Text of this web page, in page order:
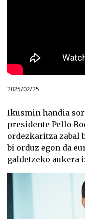
2025/02/25
Ikusmin handia
presidente Pello
ordezkaritza zabal
bi orduz egon da
galdetzeko aukera